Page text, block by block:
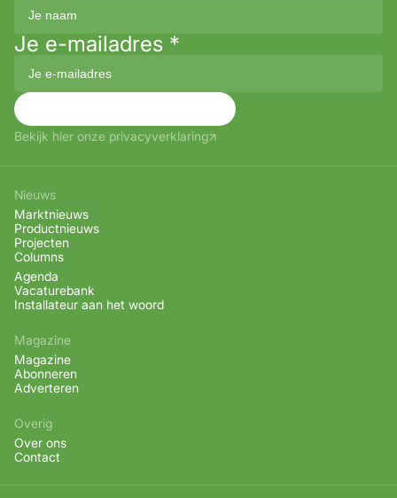
Je e-mailadres *
Bekijk hier onze privacyverklaring
Nieuws
Marktnieuws
Productnieuws
Projecten
Columns
Agenda
Vacaturebank
Installateur aan het woord
Magazine
Magazine
Abonneren
Adverteren
Overig
Over ons
Contact